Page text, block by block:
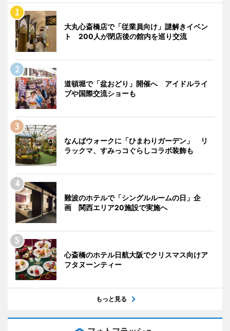
大丸心斎橋店で「従業員向け」謎解きイベン
ト 200人が閉店後の館内を巡り交流
道頓堀で「盆おどり」開催へ アイドルライ
ブや国際交流ショーも
なんばウォークに「ひまわりガーデン」 リ
ラックマ、すみっコぐらしコラボ装飾も
難波のホテルで「シングルルームの日」企
画 関西エリア20施設で実施へ
心斎橋のホテル日航大阪でクリスマス向けア
フタヌーンティー
もっと見る